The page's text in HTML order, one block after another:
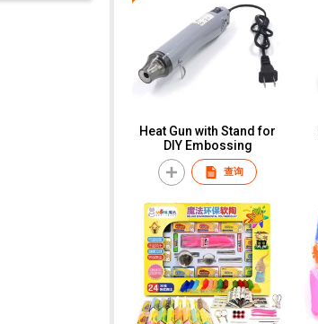
Heat Gun with Stand for
DIY Embossing
查询